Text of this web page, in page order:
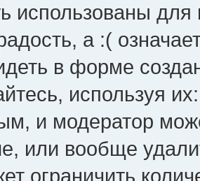
использованы
а :(
в форме
используя
и модератор
или вообще
ограничить